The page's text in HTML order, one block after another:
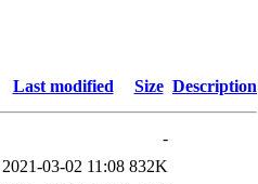
Last modified Size Description
-
2021-03-02 11:08 832K